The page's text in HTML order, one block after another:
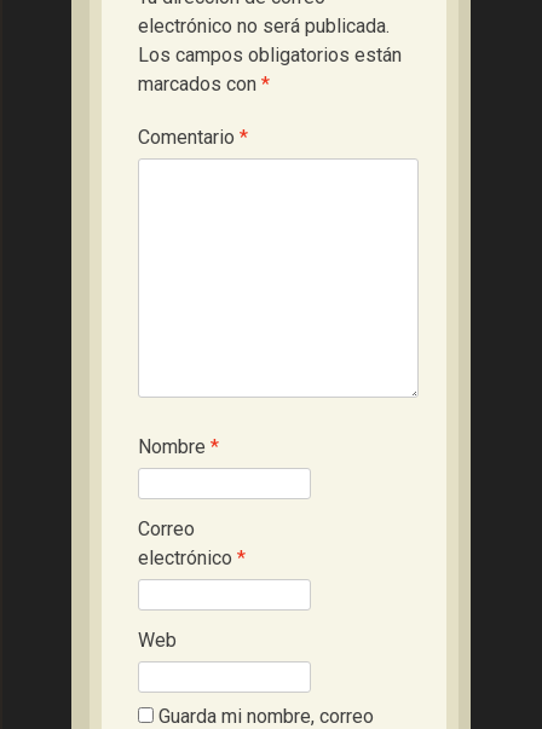
electrónico no será publicada.
Los campos obligatorios están
marcados con *
Comentario *
Nombre *
Correo
electrónico *
Web
Guarda mi nombre, correo